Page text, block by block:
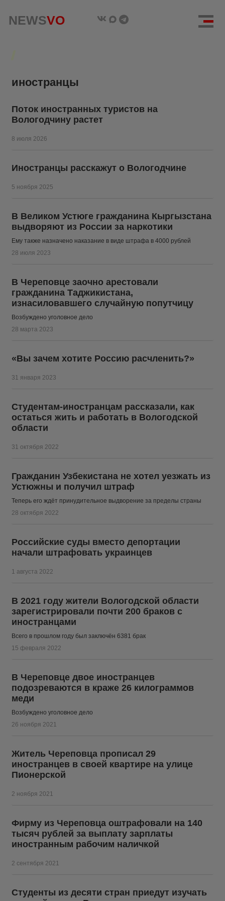
NEWSVO
NEWSVO
иностранцы
Поток иностранных туристов на
Вологодчину растет
8 июля 2026
Иностранцы расскажут о Вологодчине
5 ноября 2025
В Великом Устюге гражданина Кыргызстана
выдворяют из России за наркотики
Ему также назначено наказание в виде штрафа в 4000 рублей
28 июля 2023
В Череповце заочно арестовали
гражданина Таджикистана,
изнасиловавшего случайную попутчицу
Возбуждено уголовное дело
28 марта 2023
«Вы зачем хотите Россию расчленить?»
31 января 2023
Студентам-иностранцам рассказали, как
остаться жить и работать в Вологодской
области
31 октября 2022
Гражданин Узбекистана не хотел уезжать из
Устюжны и получил штраф
Теперь его ждёт принудительное выдворение за пределы страны
28 октября 2022
Российские суды вместо депортации
начали штрафовать украинцев
1 августа 2022
В 2021 году жители Вологодской области
зарегистрировали почти 200 браков с
иностранцами
Всего в прошлом году был заключён 6381 брак
15 февраля 2022
В Череповце двое иностранцев
подозреваются в краже 26 килограммов
меди
Возбуждено уголовное дело
26 ноября 2021
Житель Череповца прописал 29
иностранцев в своей квартире на улице
Пионерской
2 ноября 2021
Фирму из Череповца оштрафовали на 140
тысяч рублей за выплату зарплаты
иностранным рабочим наличкой
2 сентября 2021
Студенты из десяти стран приедут изучать